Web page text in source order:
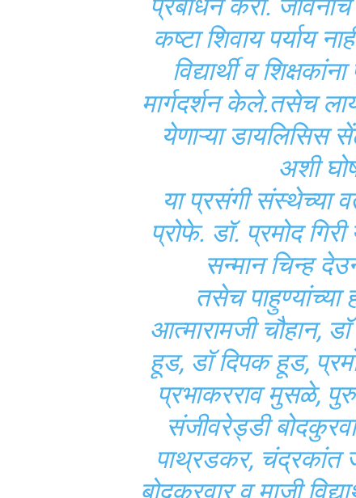
प्रबोधन करा.
कष्टा शिवाय पर्याय
विद्यार्थी व
मार्गदर्शन केले.तसेच
येणाऱ्या डायलिसिस
अशी
या प्रसंगी संस्थेच्या
प्रोफे. डॉ. प्रमोद
सन्मान चिन्ह
तसेच पाहुण्यांच्या
आत्मारामजी चौहान,
हूड, डॉ दिपक हूड,
प्रभाकरराव मुसळे,
संजीवरेड्डी
पाथ्रडकर, चंद्रकांत
बोदकुरवार व माजी